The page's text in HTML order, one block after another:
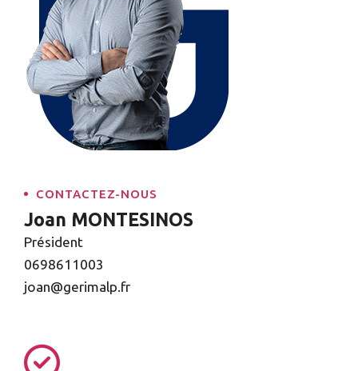
CONTACTEZ-NOUS
Joan MONTESINOS
Président
0698611003
joan@gerimalp.fr